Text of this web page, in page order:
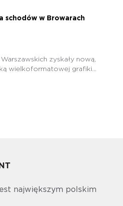
schodów w Browarach
zyskały nową,
wielkoformatowej grafiki...
największym polskim